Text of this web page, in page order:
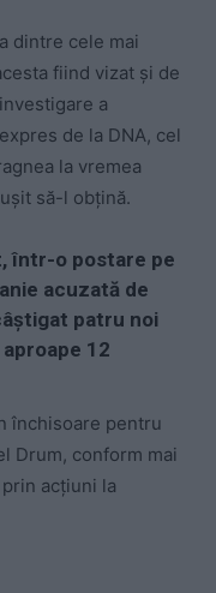
dintre cele mai
fiind vizat și de
a
de la DNA, cel
la vremea
să-l obțină.
într-o postare pe
acuzată de
patru noi
12
închisoare pentru
Drum, conform mai
acțiuni la